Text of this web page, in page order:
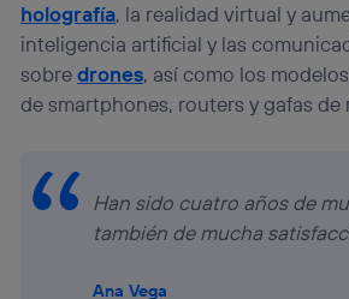
holografía, la realidad virtual y
inteligencia artificial y las
sobredrones, así como los
de smartphones, routers y gafas de
Han sido cuatro años de
también de mucha
Ana Vega